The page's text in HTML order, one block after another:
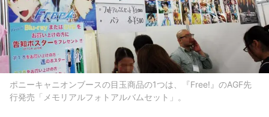
ポニーキャニオンブースの目玉商品の1つは、『Free!』のAGF先
行発売「メモリアルフォトアルバムセット」。